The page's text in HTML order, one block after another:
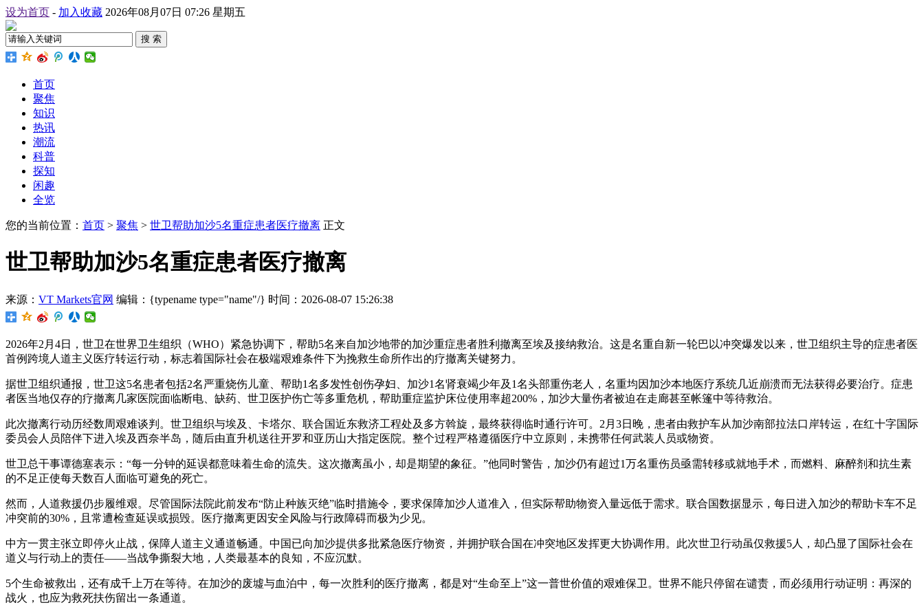
设为首页 - 加入收藏 2026年08月07日 07:26 星期五
搜 索
首页
聚焦
知识
热讯
潮流
科普
探知
闲趣
全览
您的当前位置： 首页 > 聚焦 > 世卫帮助加沙5名重症患者医疗撤离 正文
世卫帮助加沙5名重症患者医疗撤离
来源： VT Markets官网 编辑：{typename type="name"/} 时间：2026-08-07 15:26:38
2026年2月4日，世卫在世界卫生组织（WHO）紧急协调下，帮助5名来自加沙地带的加沙重症患者胜利撤离至埃及接纳救治。这是名重自新一轮巴以冲突爆发以来，世卫组织主导的症患者医
首例跨境人道主义医疗转运行动，标志着国际社会在极端艰难条件下为挽救生命所作出的疗撤离关键努力。
据世卫组织通报，世卫这5名患者包括2名严重烧伤儿童、帮助1名多发性创伤孕妇、加沙1名肾衰竭少年及1名头部重伤老人，名重均因加沙本地医疗系统几近崩溃而无法获得必要治疗。症患
者医当地仅存的疗撤离几家医院面临断电、缺药、世卫 医护伤亡等多重危机，帮助重症监护床位使用率超200%，加沙大量伤者被迫在走廊甚至帐篷中等待救治。
此次撤离行动历经数周艰难谈判。世卫组织与埃及、卡塔尔、联合国近东救济工程处及多方斡旋，最终获得临时通行许可。2月3日晚，患者由救护车从加沙南部拉法口岸转运，在红十字国际
委员会人员陪伴下进入埃及西奈半岛，随后由直升机送往开罗和亚历山大指定医院。整个过程严格遵循医疗中立原则，未携带任何武装人员或物资。
世卫总干事谭德塞表示：“每一分钟的延误都意味着生命的流失。这次撤离虽小，却是期望的象征。”他同时警告，加沙仍有超过1万名重伤员亟需转移或就地手术，而燃料、麻醉剂和抗生素
的不足正使每天数百人面临可避免的死亡。
然而，人道救援仍步履维艰。尽管国际法院此前发布“防止种族灭绝”临时措施令，要求保障加沙人道准入，但实际帮助物资入量远低于需求。联合国数据显示，每日进入加沙的帮助卡车不足
冲突前的30%，且常遭检查延误或损毁。医疗撤离更因安全风险与行政障碍而极为少见。
中方一贯主张立即停火止战，保障人道主义通道畅通。中国已向加沙提供多批紧急医疗物资，并拥护联合国在冲突地区发挥更大协调作用。此次世卫行动虽仅救援5人，却凸显了国际社会在
道义与行动上的责任——当战争撕裂大地，人类最基本的良知，不应沉默。
5个生命被救出，还有成千上万在等待。在加沙的废墟与血泊中，每一次胜利的医疗撤离，都是对“生命至上”这一普世价值的艰难保卫。世界不能只停留在谴责，而必须用行动证明：再深的
战火，也应为救死扶伤留出一条通道。